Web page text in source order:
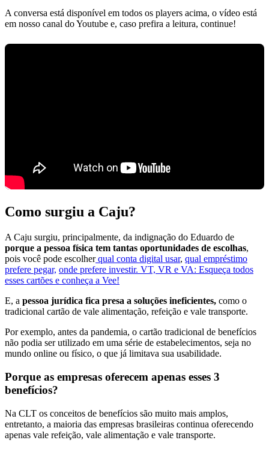
A conversa está disponível em todos os players acima, o vídeo está
em nosso canal do Youtube e, caso prefira a leitura, continue!
Como surgiu a Caju?
A Caju surgiu, principalmente, da indignação do Eduardo de
porque a pessoa física tem tantas oportunidades de escolhas,
pois você pode escolherqual conta digital usar, qual empréstimo
prefere pegar, onde prefere investir. VT, VR e VA: Esqueça todos
esses cartões e conheça a Vee!
E, a pessoa jurídica fica presa a soluções ineficientes, como o
tradicional cartão de vale alimentação, refeição e vale transporte.
Por exemplo, antes da pandemia, o cartão tradicional de benefícios
não podia ser utilizado em uma série de estabelecimentos, seja no
mundo online ou físico, o que já limitava sua usabilidade.
Porque as empresas oferecem apenas esses 3
benefícios?
Na CLT os conceitos de benefícios são muito mais amplos,
entretanto, a maioria das empresas brasileiras continua oferecendo
apenas vale refeição, vale alimentação e vale transporte.